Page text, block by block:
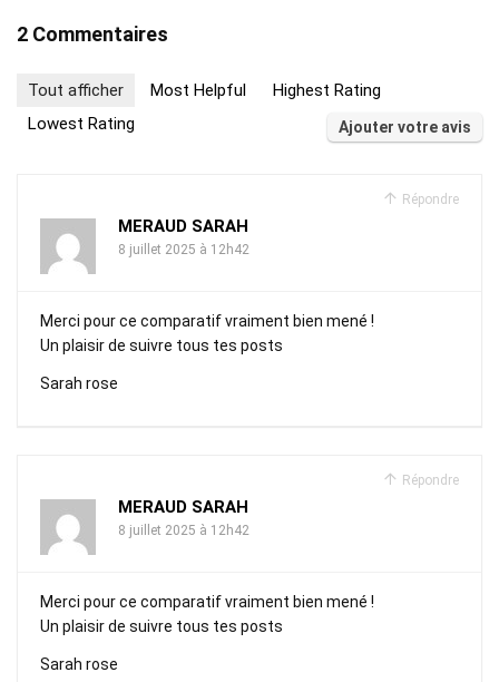
2 Commentaires
Tout afficher Most Helpful
Highest Rating
Lowest Rating
Ajouter votre avis
Répondre
MERAUD SARAH
8 juillet 2025 à 12h42
Merci pour ce comparatif vraiment bien mené !
Un plaisir de suivre tous tes posts
Sarah rose
Répondre
MERAUD SARAH
8 juillet 2025 à 12h42
Merci pour ce comparatif vraiment bien mené !
Un plaisir de suivre tous tes posts
Sarah rose